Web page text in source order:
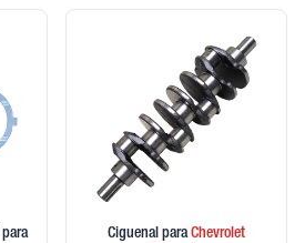
para
Ciguenal paraChevrolet